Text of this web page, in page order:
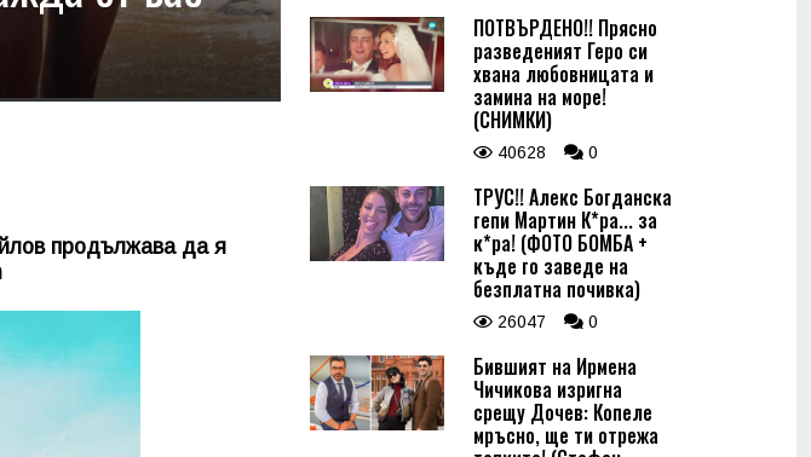
продължава да я
ПОТВЪРДЕНО!! Прясно
разведеният Геро си
хвана любовницата и
замина на море!
(СНИМКИ)
40628 0
ТРУС!! Алекс Богданска
гепи Мартин К*ра... за
к*ра! (ФОТО БОМБА +
къде го заведе на
безплатна почивка)
26047 0
Бившият на Ирмена
Чичикова изригна
срещу Дочев: Копеле
мръсно, ще ти отрежа